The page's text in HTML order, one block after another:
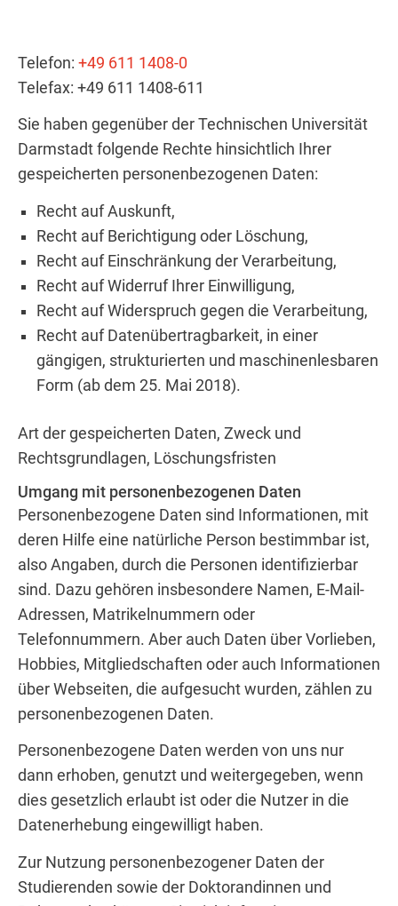
Telefon: +49 611 1408-0
Telefax: +49 611 1408-611
Sie haben gegenüber der Technischen Universität
Darmstadt folgende Rechte hinsichtlich Ihrer
gespeicherten personenbezogenen Daten:
Recht auf Auskunft,
Recht auf Berichtigung oder Löschung,
Recht auf Einschränkung der Verarbeitung,
Recht auf Widerruf Ihrer Einwilligung,
Recht auf Widerspruch gegen die Verarbeitung,
Recht auf Datenübertragbarkeit, in einer
gängigen, strukturierten und maschinenlesbaren
Form (ab dem 25. Mai 2018).
Art der gespeicherten Daten, Zweck und
Rechtsgrundlagen, Löschungsfristen
Umgang mit personenbezogenen Daten
Personenbezogene Daten sind Informationen, mit
deren Hilfe eine natürliche Person bestimmbar ist,
also Angaben, durch die Personen identifizierbar
sind. Dazu gehören insbesondere Namen, E-Mail-
Adressen, Matrikelnummern oder
Telefonnummern. Aber auch Daten über Vorlieben,
Hobbies, Mitgliedschaften oder auch Informationen
über Webseiten, die aufgesucht wurden, zählen zu
personenbezogenen Daten.
Personenbezogene Daten werden von uns nur
dann erhoben, genutzt und weitergegeben, wenn
dies gesetzlich erlaubt ist oder die Nutzer in die
Datenerhebung eingewilligt haben.
Zur Nutzung personenbezogener Daten der
Studierenden sowie der Doktorandinnen und